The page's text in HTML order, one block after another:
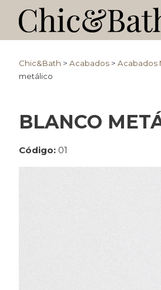
Chic&Bath > Acabados > Acabados
metálico
BLANCO
Código: 01